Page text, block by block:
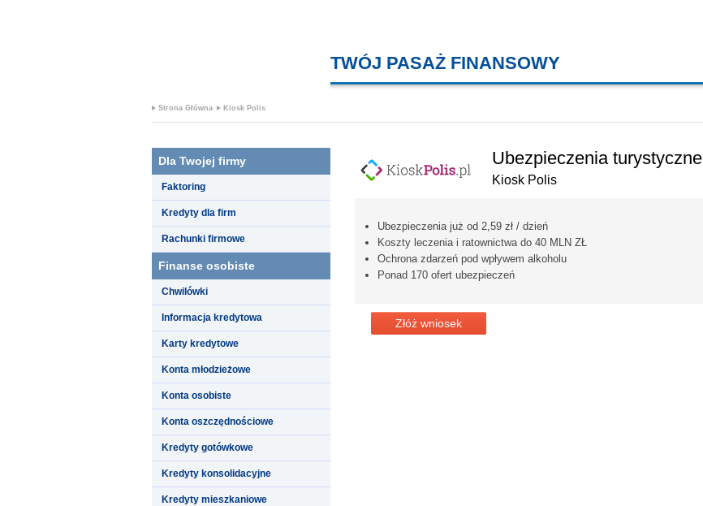
TWÓJ PASAŻ FINANSOWY
Strona Główna Kiosk Polis
Dla Twojej firmy
Faktoring
Kredyty dla firm
Rachunki firmowe
Finanse osobiste
Chwilówki
Informacja kredytowa
Karty kredytowe
Konta młodzieżowe
Konta osobiste
Konta oszczędnościowe
Kredyty gotówkowe
Kredyty konsolidacyjne
Kredyty mieszkaniowe
Ubezpieczenia turystyczne
Kiosk Polis
Ubezpieczenia już od 2,59 zł / dzień
Koszty leczenia i ratownictwa do 40 MLN ZŁ
Ochrona zdarzeń pod wpływem alkoholu
Ponad 170 ofert ubezpieczeń
Złóż wniosek